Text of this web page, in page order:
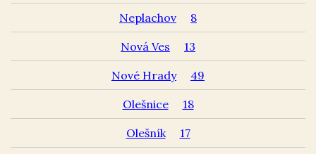
Neplachov 8
Nová Ves 13
Nové Hrady 49
Olešnice 18
Olešník 17